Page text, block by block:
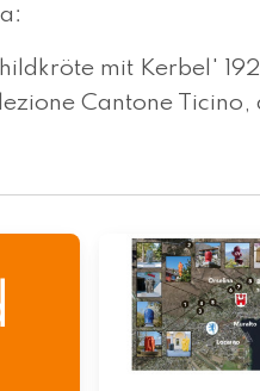
mit Kerbel'
Cantone